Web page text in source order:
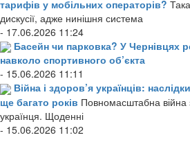
тарифів у мобільних операторів?
дискусії, адже нинішня система
- 17.06.2026 11:24
Басейн чи парковка? У Чернівцях
навколо спортивного об’єкта
- 15.06.2026 11:11
Війна і здоров’я українців:
ще багато років Повномасштабна війна
українця. Щоденні
- 15.06.2026 11:02